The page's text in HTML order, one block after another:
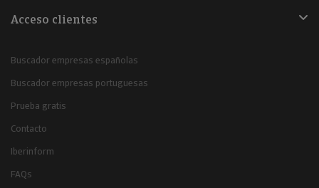
Acceso clientes
Buscador empresas españolas
Buscador empresas portuguesas
Prueba gratis
Contacto
Iberinform
FAQs